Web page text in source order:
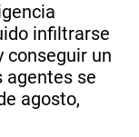
infiltrarse
conseguir un
agentes se
agosto,